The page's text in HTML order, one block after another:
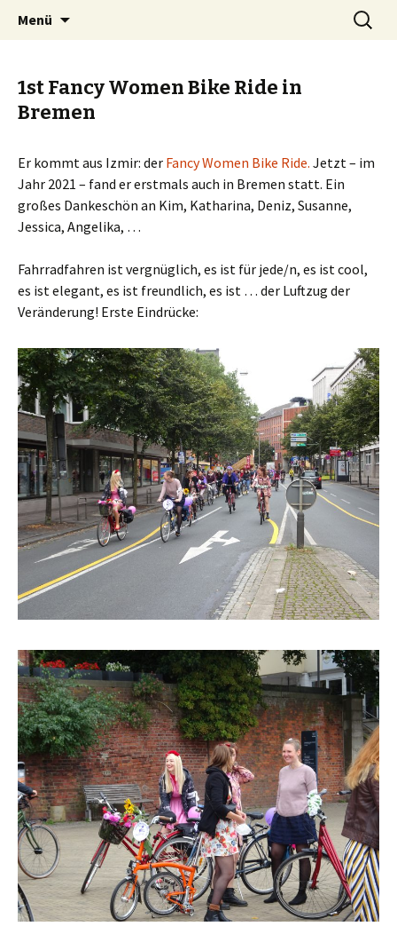
BREMENIZE
Menü
Suchen
nach:
1st Fancy Women Bike Ride in
Bremen
Er kommt aus Izmir: der Fancy Women Bike Ride. Jetzt – im
Jahr 2021 – fand er erstmals auch in Bremen statt. Ein
großes Dankeschön an Kim, Katharina, Deniz, Susanne,
Jessica, Angelika, …
Fahrradfahren ist vergnüglich, es ist für jede/n, es ist cool,
es ist elegant, es ist freundlich, es ist … der Luftzug der
Veränderung! Erste Eindrücke: